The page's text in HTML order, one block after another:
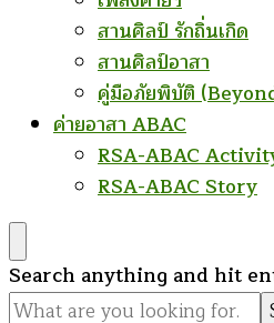
สานศิลป์ รักถิ่นเกิด
สานศิลป์อาสา
คู่มือภัยพิบัติ
ค่ายอาสา ABAC
RSA-ABAC
RSA-ABAC Story
Looking
for
Search anything and hit